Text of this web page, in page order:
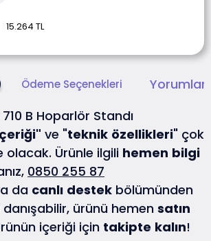
15.264 TL
Ödeme Seçenekleri
B Hoparlör Standı
ve "teknik özellikleri" çok
olacak. Ürünle ilgili hemen bilgi
0850 255 87
da canlı destek bölümünden
danışabilir, ürünü hemen satın
içeriği için takipte kalın!